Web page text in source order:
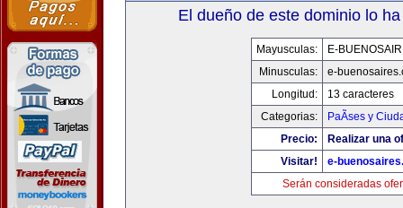
El dueño de este dominio lo
Mayusculas:
E-
Minusculas:
e-
Longitud:
13 caracteres
Categorias:
PaÃ­ses y
Precio:
Realizar una
Visitar!
e-
Serán consideradas